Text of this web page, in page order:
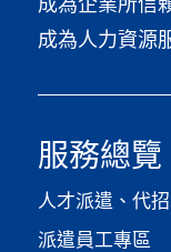
成為人力資源
服務總覽
人才派遣、代
派遣員工專區